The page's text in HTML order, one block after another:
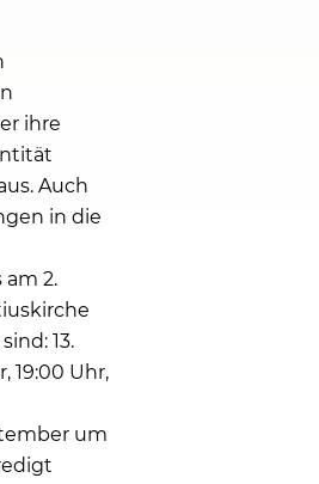
ihre
Auch
in die
am 2.
13.
19:00 Uhr,
um